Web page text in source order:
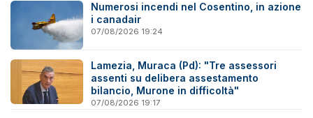
Numerosi incendi nel Cosentino, in azione
i canadair
07/08/2026 19:24
Lamezia, Muraca (Pd): "Tre assessori
assenti su delibera assestamento
bilancio, Murone in difficoltà"
07/08/2026 19:17